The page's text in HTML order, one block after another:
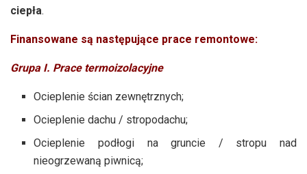
ciepła.
Finansowane są następujące prace remontowe:
Grupa I. Prace termoizolacyjne
Ocieplenie ścian zewnętrznych;
Ocieplenie dachu / stropodachu;
Ocieplenie podłogi na gruncie / stropu nad
nieogrzewaną piwnicą;